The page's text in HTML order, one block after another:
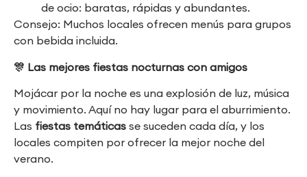
de ocio: baratas, rápidas y abundantes.
Consejo: Muchos locales ofrecen menús para grupos
con bebida incluida.
🎊 Las mejores fiestas nocturnas con amigos
Mojácar por la noche es una explosión de luz, música
y movimiento. Aquí no hay lugar para el aburrimiento.
Las fiestas temáticas se suceden cada día, y los
locales compiten por ofrecer la mejor noche del
verano.